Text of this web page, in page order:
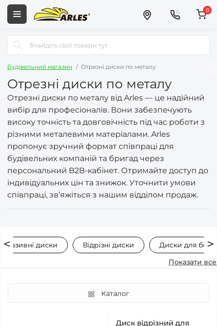
0
Будівельний магазин Отрезні диски по металу
Отрезні диски по металу
Отрезні диски по металу від Arles — це надійний
вибір для професіоналів. Вони забезпечують
високу точність та довговічність під час роботи з
різними металевими матеріалами. Arles
пропонує зручний формат співпраці для
будівельних компаній та бригад через
персональний B2B-кабінет. Отримайте доступ до
індивідуальних цін та знижок. Уточнити умови
співпраці, зв’яжіться з нашим відділом продаж.
диски Відрізні диски
Диски для
Показати все
Каталог
Диск відрізний для